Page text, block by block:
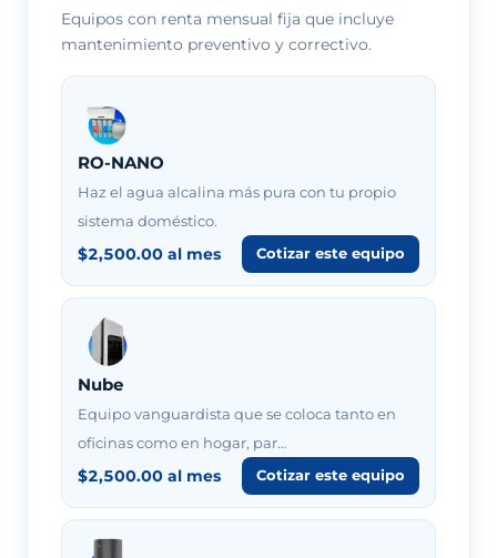
Equipos con renta mensual fija que incluye
mantenimiento preventivo y correctivo.
RO-NANO
Haz el agua alcalina más pura con tu propio
sistema doméstico.
$2,500.00 al mes Cotizar este equipo
Nube
Equipo vanguardista que se coloca tanto en
oficinas como en hogar, par…
$2,500.00 al mes Cotizar este equipo